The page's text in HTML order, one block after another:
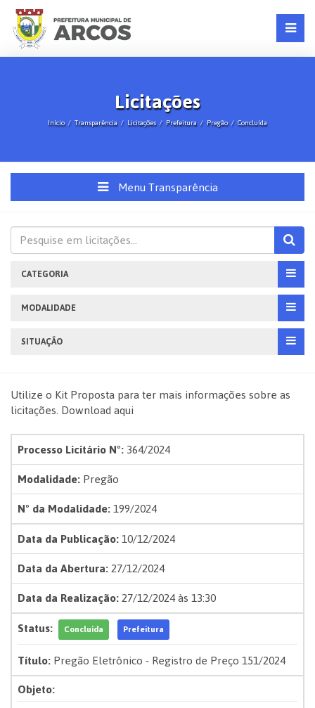
Licitações
Início Transparência Licitações Prefeitura Pregão Concluída
Menu Transparência
CATEGORIA
MODALIDADE
SITUAÇÃO
Utilize o Kit Proposta para ter mais informações sobre as
licitações.Download aqui
Processo Licitário Nº:364/2024
Modalidade:Pregão
Nº da Modalidade:199/2024
Data da Publicação:10/12/2024
Data da Abertura:27/12/2024
Data da Realização:27/12/2024 às 13:30
Status:
Concluída Prefeitura
Título:Pregão Eletrônico - Registro de Preço 151/2024
Objeto: